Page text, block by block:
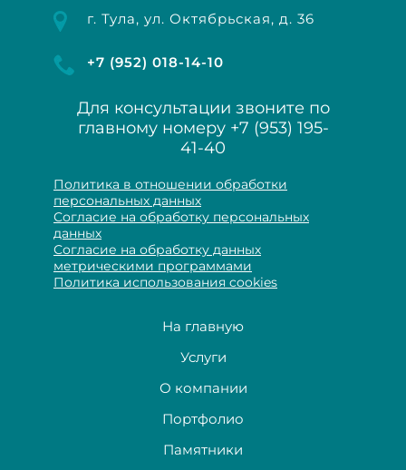
г. Тула, ул. Октябрьская, д. 36
+7 (952) 018-14-10
Для консультации звоните по
главному номеру +7 (953) 195-
41-40
Политика в отношении обработки
персональных данных
Согласие на обработку персональных
данных
Согласие на обработку данных
метрическими программами
Политика использования cookies
На главную
Услуги
О компании
Портфолио
Памятники